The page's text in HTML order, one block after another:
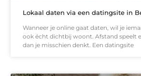
Lokaal daten via een datingsite in
Wanneer je online gaat daten, wil je
ook écht dichtbij woont. Afstand speelt
dan je misschien denkt. Een datingsite